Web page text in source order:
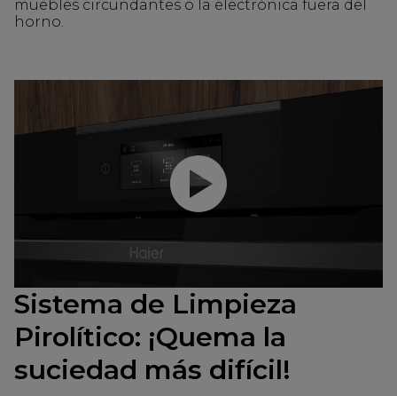
muebles circundantes o la electrónica fuera del
horno.
Reproducir video
Sistema de Limpieza
Pirolítico: ¡Quema la
suciedad más difícil!